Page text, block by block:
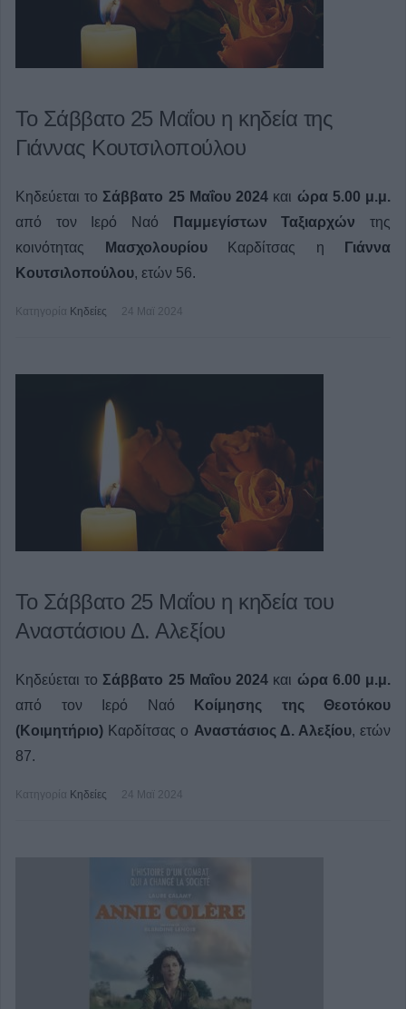
Το Σάββατο 25 Μαΐου η κηδεία της
Γιάννας Κουτσιλοπούλου
Κηδεύεται το Σάββατο 25 Μαΐου 2024 και ώρα 5.00 μ.μ.
από τον Ιερό Ναό Παμμεγίστων Ταξιαρχών της
κοινότητας
ΜασχολουρίουΚαρδίτσας η
Γιάννα
Κουτσιλοπούλου, ετών 56.
Κατηγορία Κηδείες 24 Μαϊ 2024
Το Σάββατο 25 Μαΐου η κηδεία του
Αναστάσιου Δ. Αλεξίου
Κηδεύεται το Σάββατο 25 Μαΐου 2024 και ώρα 6.00 μ.μ.
από τον Ιερό Ναό Κοίμησης της Θεοτόκου
(Κοιμητήριο) Καρδίτσας ο Αναστάσιος Δ. Αλεξίου, ετών
87.
Κατηγορία Κηδείες 24 Μαϊ 2024